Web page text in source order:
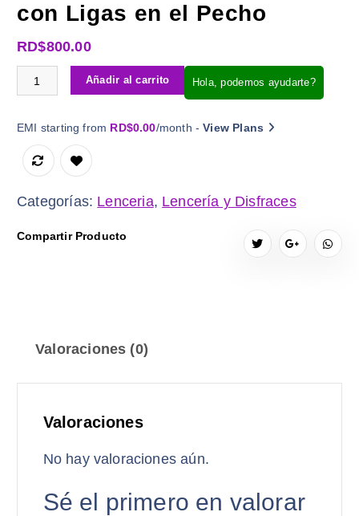
con Ligas en el Pecho
RD$800.00
Sujetador Erótico de Mujer con Ligas en el Pecho
Añadir al carrito Hola, podemos ayudarte?
EMI starting from RD$0.00/month -View Plans
Categorías: Lenceria, Lencería y Disfraces
Compartir Producto
Valoraciones (0)
Valoraciones
No hay valoraciones aún.
Sé el primero en valorar